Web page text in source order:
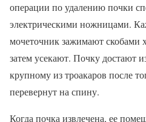
операции по удалению почки
электрическими ножницами.
мочеточник зажимают скобами
затем усекают. Почку достают
крупному из троакаров после
перевернут на спину.
Когда почка извлечена, ее